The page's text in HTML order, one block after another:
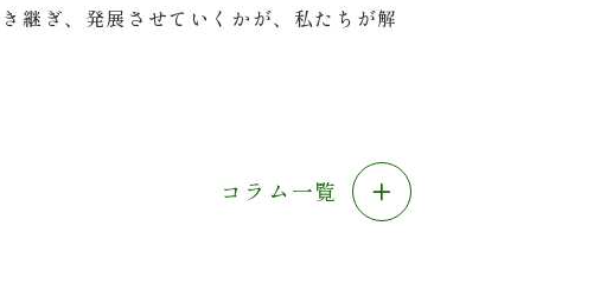
継ぎ、発展させていくかが、私たちが解
コラム一覧